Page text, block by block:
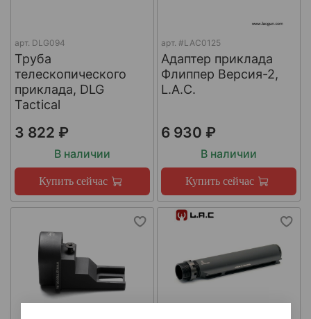
арт. DLG094
Труба
телескопического
приклада, DLG
Tactical
3 822 ₽
В наличии
Купить сейчас
арт. #LAC0125
Адаптер приклада
Флиппер Версия-2,
L.A.C.
6 930 ₽
В наличии
Купить сейчас